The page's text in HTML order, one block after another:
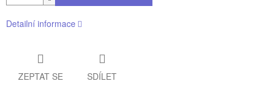
Detailní informace
ZEPTAT SE SDÍLET